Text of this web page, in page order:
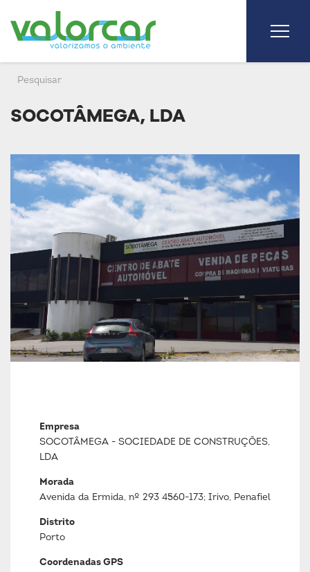
SOCOTÂMEGA, LDA
Empresa
SOCOTÂMEGA - SOCIEDADE DE CONSTRUÇÕES,
LDA
Morada
Avenida da Ermida, nº 293 4560-173; Irivo, Penafiel
Distrito
Porto
Coordenadas GPS